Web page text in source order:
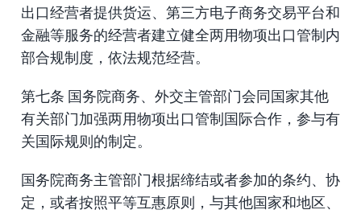
出口经营者提供货运、第三方电子商务交易平台和
金融等服务的经营者建立健全两用物项出口管制内
部合规制度，依法规范经营。
第七条 国务院商务、外交主管部门会同国家其他
有关部门加强两用物项出口管制国际合作，参与有
关国际规则的制定。
国务院商务主管部门根据缔结或者参加的条约、协
定，或者按照平等互惠原则，与其他国家和地区、